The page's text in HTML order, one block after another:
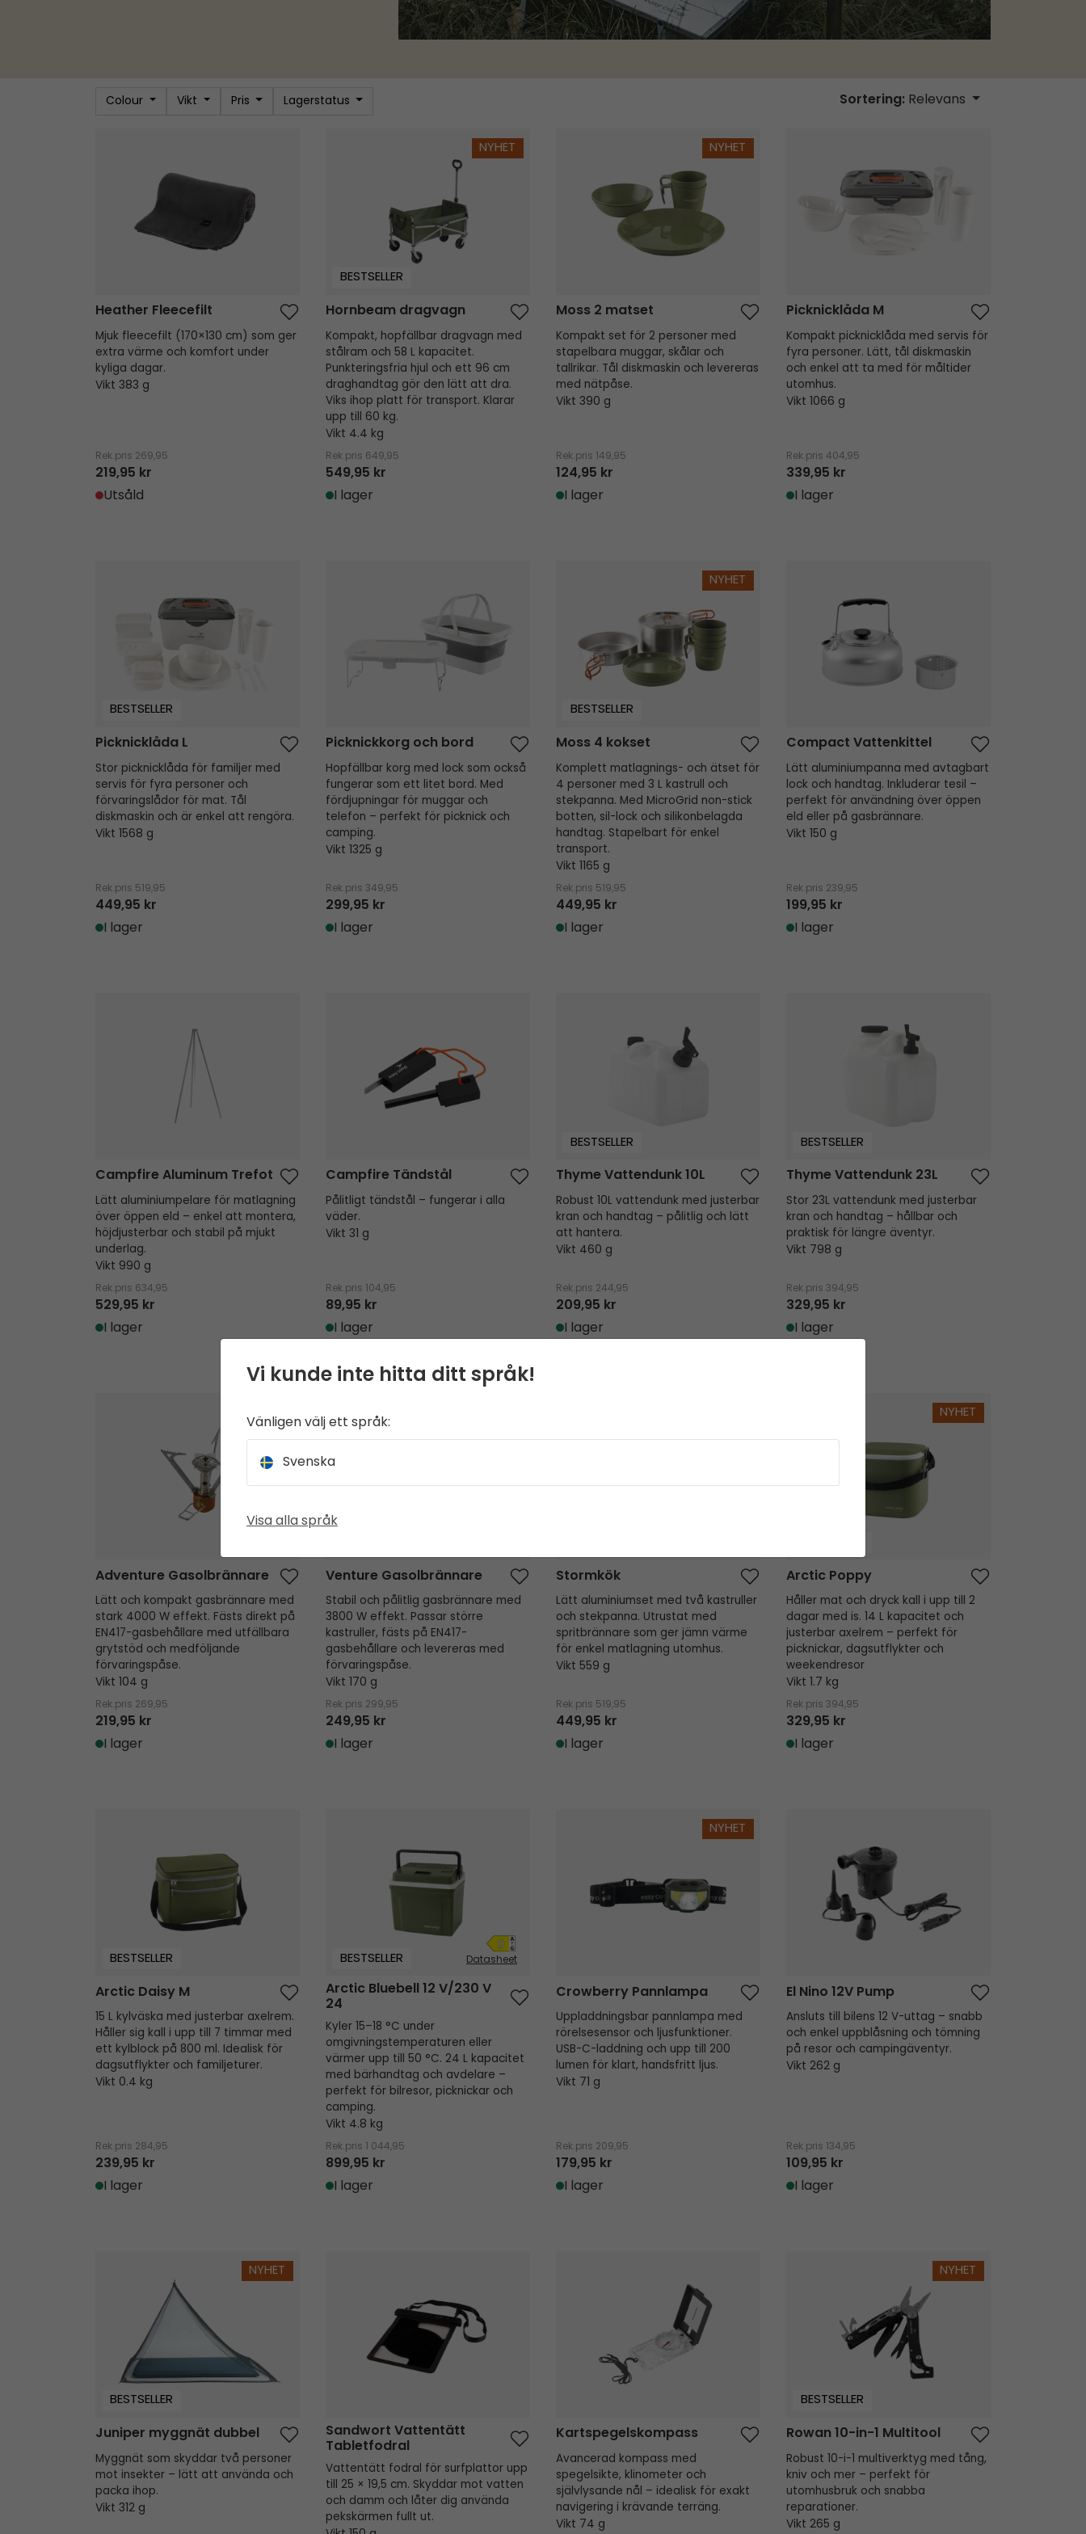
Colour Vikt Pris Lagerstatus Sortering: Relevans
Heather Fleecefilt
Mjuk fleecefilt (170×130 cm) som ger
extra värme och komfort under
kyliga dagar.
Vikt 383 g
Rek.pris 269,95
219,95 kr
Utsåld
NYHET
BESTSELLER
Hornbeam dragvagn
Kompakt, hopfällbar dragvagn med
stålram och 58 L kapacitet.
Punkteringsfria hjul och ett 96 cm
draghandtag gör den lätt att dra.
Viks ihop platt för transport. Klarar
upp till 60 kg.
Vikt 4.4 kg
Rek.pris 649,95
549,95 kr
I lager
NYHET
Moss 2 matset
Kompakt set för 2 personer med
stapelbara muggar, skålar och
tallrikar. Tål diskmaskin och levereras
med nätpåse.
Vikt 390 g
Rek.pris 149,95
124,95 kr
I lager
Picknicklåda M
Kompakt picknicklåda med servis för
fyra personer. Lätt, tål diskmaskin
och enkel att ta med för måltider
utomhus.
Vikt 1066 g
Rek.pris 404,95
339,95 kr
I lager
BESTSELLER
Picknicklåda L
Stor picknicklåda för familjer med
servis för fyra personer och
förvaringslådor för mat. Tål
diskmaskin och är enkel att rengöra.
Vikt 1568 g
Rek.pris 519,95
449,95 kr
I lager
Picknickkorg och bord
Hopfällbar korg med lock som också
fungerar som ett litet bord. Med
fördjupningar för muggar och
telefon – perfekt för picknick och
camping.
Vikt 1325 g
Rek.pris 349,95
299,95 kr
I lager
NYHET
BESTSELLER
Moss 4 kokset
Komplett matlagnings- och ätset för
4 personer med 3 L kastrull och
stekpanna. Med MicroGrid non-stick
botten, sil-lock och silikonbelagda
handtag. Stapelbart för enkel
transport.
Vikt 1165 g
Rek.pris 519,95
449,95 kr
I lager
Compact Vattenkittel
Lätt aluminiumpanna med avtagbart
lock och handtag. Inkluderar tesil –
perfekt för användning över öppen
eld eller på gasbrännare.
Vikt 150 g
Rek.pris 239,95
199,95 kr
I lager
Campfire Aluminum Trefot
Lätt aluminiumpelare för matlagning
över öppen eld – enkel att montera,
höjdjusterbar och stabil på mjukt
underlag.
Vikt 990 g
Rek.pris 634,95
529,95 kr
I lager
Campfire Tändstål
Pålitligt tändstål – fungerar i alla
väder.
Vikt 31 g
Rek.pris 104,95
89,95 kr
I lager
BESTSELLER
Thyme Vattendunk 10L
Robust 10L vattendunk med justerbar
kran och handtag – pålitlig och lätt
att hantera.
Vikt 460 g
Rek.pris 244,95
209,95 kr
I lager
BESTSELLER
Thyme Vattendunk 23L
Stor 23L vattendunk med justerbar
kran och handtag – hållbar och
praktisk för längre äventyr.
Vikt 798 g
Rek.pris 394,95
329,95 kr
I lager
Adventure Gasolbrännare
Lätt och kompakt gasbrännare med
stark 4000 W effekt. Fästs direkt på
EN417-gasbehållare med utfällbara
grytstöd och medföljande
förvaringspåse.
Vikt 104 g
Rek.pris 269,95
219,95 kr
I lager
Venture Gasolbrännare
Stabil och pålitlig gasbrännare med
3800 W effekt. Passar större
kastruller, fästs på EN417-
gasbehållare och levereras med
förvaringspåse.
Vikt 170 g
Rek.pris 299,95
249,95 kr
I lager
Stormkök
Lätt aluminiumset med två kastruller
och stekpanna. Utrustat med
spritbrännare som ger jämn värme
för enkel matlagning utomhus.
Vikt 559 g
Rek.pris 519,95
449,95 kr
I lager
NYHET
Arctic Poppy
Håller mat och dryck kall i upp till 2
dagar med is. 14 L kapacitet och
justerbar axelrem – perfekt för
picknickar, dagsutflykter och
weekendresor
Vikt 1.7 kg
Rek.pris 394,95
329,95 kr
I lager
BESTSELLER
Arctic Daisy M
15 L kylväska med justerbar axelrem.
Håller sig kall i upp till 7 timmar med
ett kylblock på 800 ml. Idealisk för
dagsutflykter och familjeturer.
Vikt 0.4 kg
Rek.pris 284,95
239,95 kr
I lager
Datasheet
BESTSELLER
Arctic Bluebell​ 12 V/230 V
24
Kyler 15–18 °C under
omgivningstemperaturen eller
värmer upp till 50 °C. 24 L kapacitet
med bärhandtag och avdelare –
perfekt för bilresor, picknickar och
camping.
Vikt 4.8 kg
Rek.pris 1 044,95
899,95 kr
I lager
NYHET
Crowberry Pannlampa
Uppladdningsbar pannlampa med
rörelsesensor och ljusfunktioner.
USB-C-laddning och upp till 200
lumen för klart, handsfritt ljus.
Vikt 71 g
Rek.pris 209,95
179,95 kr
I lager
El Nino 12V Pump
Ansluts till bilens 12 V-uttag – snabb
och enkel uppblåsning och tömning
på resor och campingäventyr.
Vikt 262 g
Rek.pris 134,95
109,95 kr
I lager
NYHET
BESTSELLER
Juniper myggnät dubbel
Myggnät som skyddar två personer
mot insekter – lätt att använda och
packa ihop.
Vikt 312 g
Sandwort Vattentätt
Tabletfodral
Vattentätt fodral för surfplattor upp
till 25 × 19,5 cm. Skyddar mot vatten
och damm och låter dig använda
pekskärmen fullt ut.
Kartspegelskompass
Avancerad kompass med
spegelsikte, klinometer och
självlysande nål – idealisk för exakt
navigering i krävande terräng.
Vikt 74 g
NYHET
BESTSELLER
Rowan 10-in-1 Multitool
Robust 10-i-1 multiverktyg med tång,
kniv och mer – perfekt för
utomhusbruk och snabba
reparationer.
Vikt 265 g
Vi kunde inte hitta ditt språk!
Vänligen välj ett språk:
Svenska
Visa alla språk